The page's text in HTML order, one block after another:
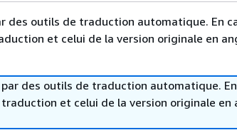
des outils de traduction automatique. En
et celui de la version originale en
des outils de traduction automatique.
et celui de la version originale en